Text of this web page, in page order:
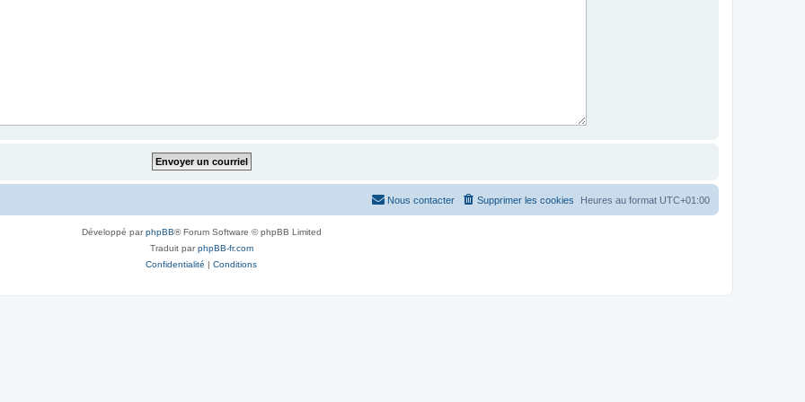
Heures au format UTC+01:00
Supprimer les cookies
Nous contacter
Développé parphpBB® Forum Software © phpBB Limited
Traduit parphpBB-fr.com
Confidentialité | Conditions